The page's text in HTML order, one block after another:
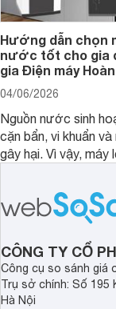
Hướng dẫn chọn
nước tốt cho gia
gia Điện máy
04/06/2026
Nguồn nước sinh
cặn bẩn, vi khuẩn
gây hại. Vì vậy, máy
sức khỏe và đảm
sạch cho cả gia
CÔNG TY CỔ
Công cụ so sánh giá
Trụ sở chính: Số 195
Hà Nội